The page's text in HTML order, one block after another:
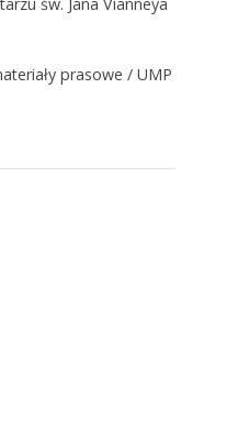
prasowe / UMP